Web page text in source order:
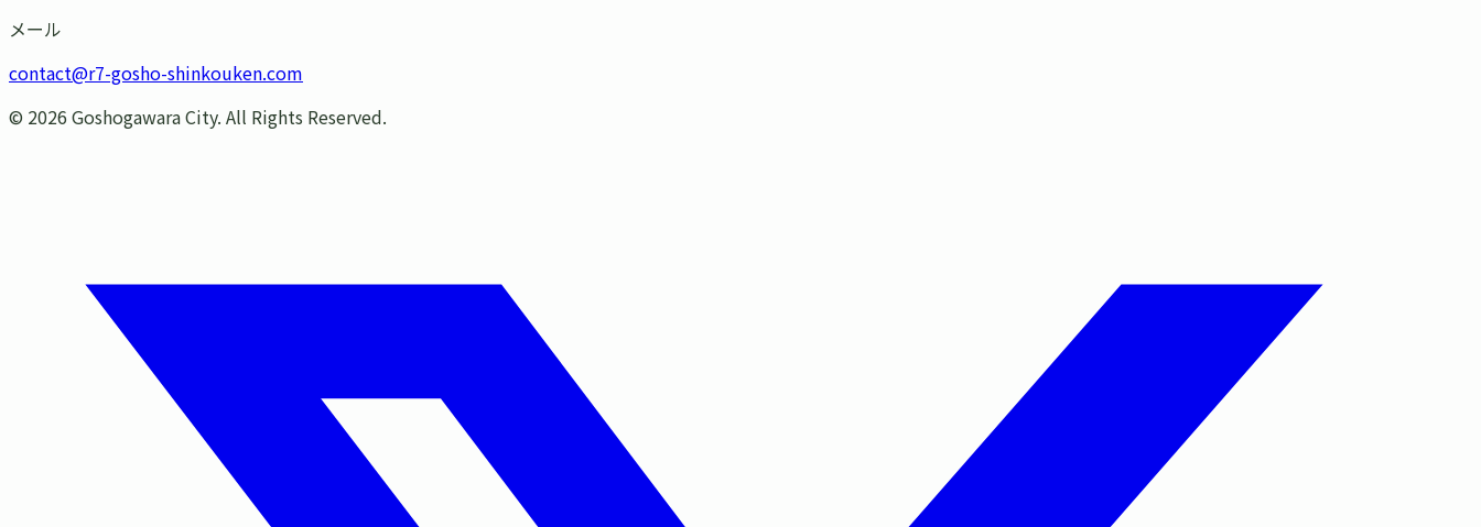
メール
contact@r7-gosho-shinkouken.com
© 2026 Goshogawara City. All Rights Reserved.